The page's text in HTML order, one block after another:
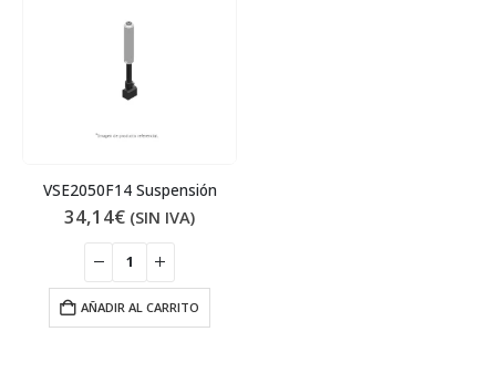
VSE2050F14 Suspensión
34,14€ (SIN IVA)
AÑADIR AL CARRITO